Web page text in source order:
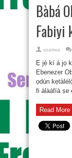
Bàbá
Fabiyi
asatiwa
Ẹ jẹ́ kí á jọ
Ebenezer
ọdún
fi àlàáfíà ṣe
Read More